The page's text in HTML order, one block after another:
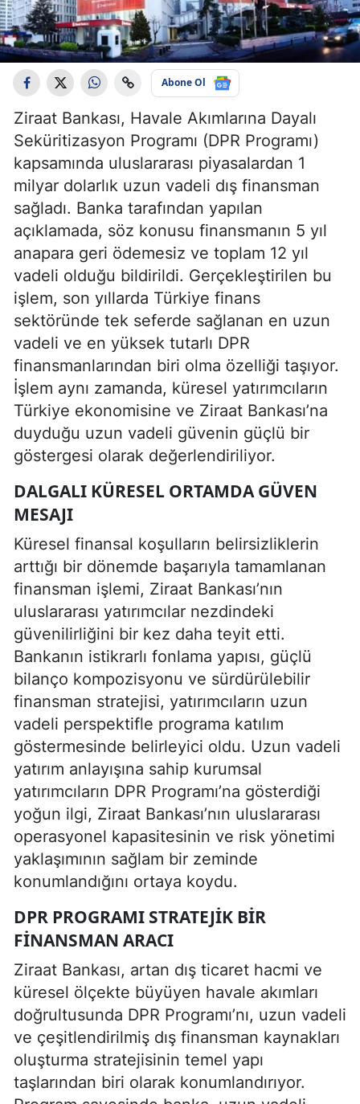
Abone Ol
Ziraat Bankası, Havale Akımlarına Dayalı
Seküritizasyon Programı (DPR Programı)
kapsamında uluslararası piyasalardan 1
milyar dolarlık uzun vadeli dış finansman
sağladı. Banka tarafından yapılan
açıklamada, söz konusu finansmanın 5 yıl
anapara geri ödemesiz ve toplam 12 yıl
vadeli olduğu bildirildi. Gerçekleştirilen bu
işlem, son yıllarda Türkiye finans
sektöründe tek seferde sağlanan en uzun
vadeli ve en yüksek tutarlı DPR
finansmanlarından biri olma özelliği taşıyor.
İşlem aynı zamanda, küresel yatırımcıların
Türkiye ekonomisine ve Ziraat Bankası’na
duyduğu uzun vadeli güvenin güçlü bir
göstergesi olarak değerlendiriliyor.
DALGALI KÜRESEL ORTAMDA GÜVEN
MESAJI
Küresel finansal koşulların belirsizliklerin
arttığı bir dönemde başarıyla tamamlanan
finansman işlemi, Ziraat Bankası’nın
uluslararası yatırımcılar nezdindeki
güvenilirliğini bir kez daha teyit etti.
Bankanın istikrarlı fonlama yapısı, güçlü
bilanço kompozisyonu ve sürdürülebilir
finansman stratejisi, yatırımcıların uzun
vadeli perspektifle programa katılım
göstermesinde belirleyici oldu. Uzun vadeli
yatırım anlayışına sahip kurumsal
yatırımcıların DPR Programı’na gösterdiği
yoğun ilgi, Ziraat Bankası’nın uluslararası
operasyonel kapasitesinin ve risk yönetimi
yaklaşımının sağlam bir zeminde
konumlandığını ortaya koydu.
DPR PROGRAMI STRATEJIK BIR
FINANSMAN ARACI
Ziraat Bankası, artan dış ticaret hacmi ve
küresel ölçekte büyüyen havale akımları
doğrultusunda DPR Programı’nı, uzun vadeli
ve çeşitlendirilmiş dış finansman kaynakları
oluşturma stratejisinin temel yapı
taşlarından biri olarak konumlandırıyor.